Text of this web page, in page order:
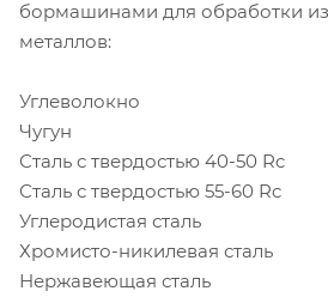
бормашинами для обработки
металлов:
Углеволокно
Чугун
Сталь с твердостью 40-50 Rc
Сталь с твердостью 55-60 Rc
Углеродистая сталь
Хромисто-никилевая сталь
Нержавеющая сталь